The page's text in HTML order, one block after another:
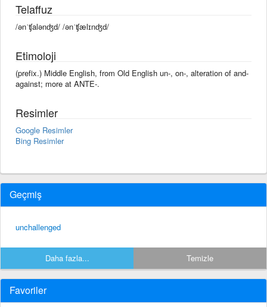
Telaffuz
/ənˈʧalənʤd/ /ənˈʧælɪnʤd/
Etimoloji
(prefix.) Middle English, from Old English un-, on-, alteration of and-
against; more at ANTE-.
Resimler
Google Resimler
Bing Resimler
Geçmiş
unchallenged
Daha fazla... Temizle
Favoriler